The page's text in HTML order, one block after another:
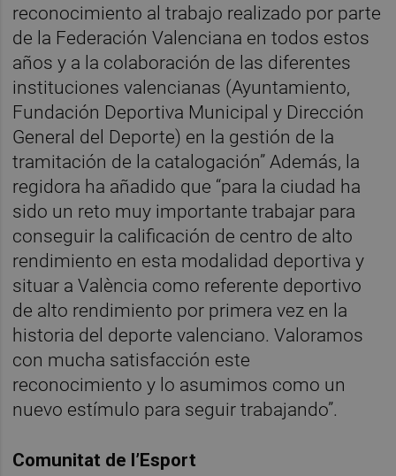
reconocimiento al trabajo realizado por parte
de la Federación Valenciana en todos estos
años y a la colaboración de las diferentes
instituciones valencianas (Ayuntamiento,
Fundación Deportiva Municipal y Dirección
General del Deporte) en la gestión de la
tramitación de la catalogación” Además, la
regidora ha añadido que “para la ciudad ha
sido un reto muy importante trabajar para
conseguir la calificación de centro de alto
rendimiento en esta modalidad deportiva y
situar a València como referente deportivo
de alto rendimiento por primera vez en la
historia del deporte valenciano. Valoramos
con mucha satisfacción este
reconocimiento y lo asumimos como un
nuevo estímulo para seguir trabajando”.
Comunitat de l’Esport